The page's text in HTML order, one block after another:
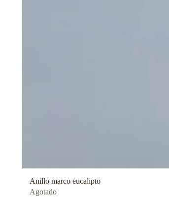
Anillo marco eucalipto
Agotado